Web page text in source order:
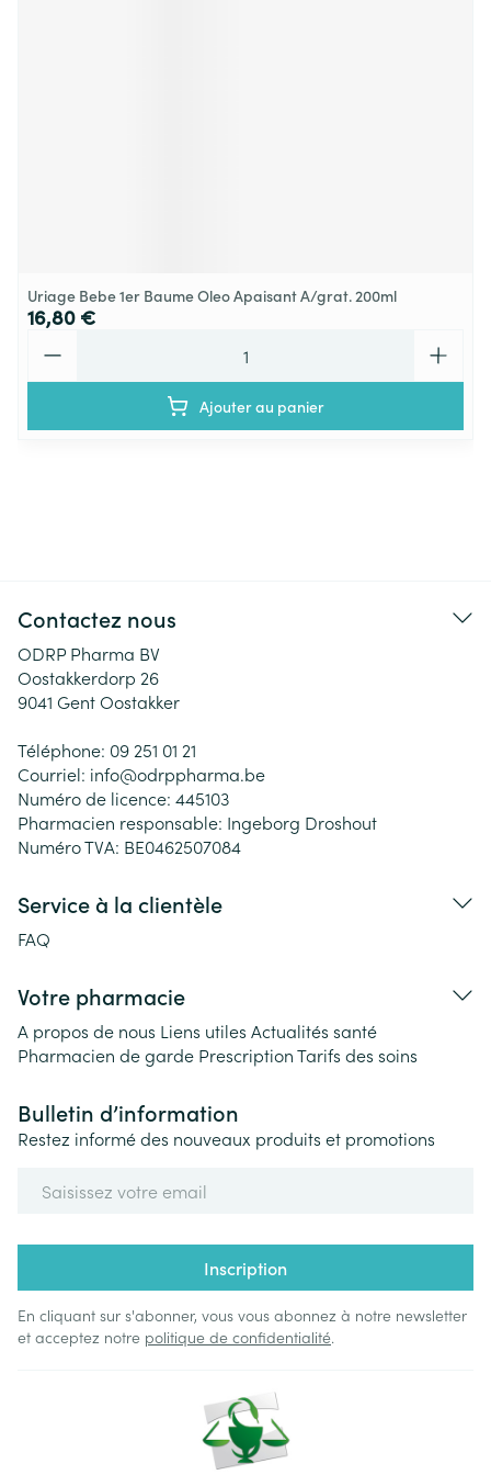
Uriage Bebe 1er Baume Oleo Apaisant A/grat. 200ml
16,80 €
Ajouter au panier
Contactez nous
ODRP Pharma BV
Oostakkerdorp 26
9041 Gent Oostakker
Téléphone: 09 251 01 21
Courriel: info@odrppharma.be
Numéro de licence: 445103
Pharmacien responsable: Ingeborg Droshout
Numéro TVA: BE0462507084
Service à la clientèle
FAQ
Votre pharmacie
A propos de nous Liens utiles Actualités santé
Pharmacien de garde PrescriptionTarifs des soins
Bulletin d’information
Restez informé des nouveaux produits et promotions
Inscription
En cliquant sur s'abonner, vous vous abonnez à notre newsletter
et acceptez notre politique de confidentialité.